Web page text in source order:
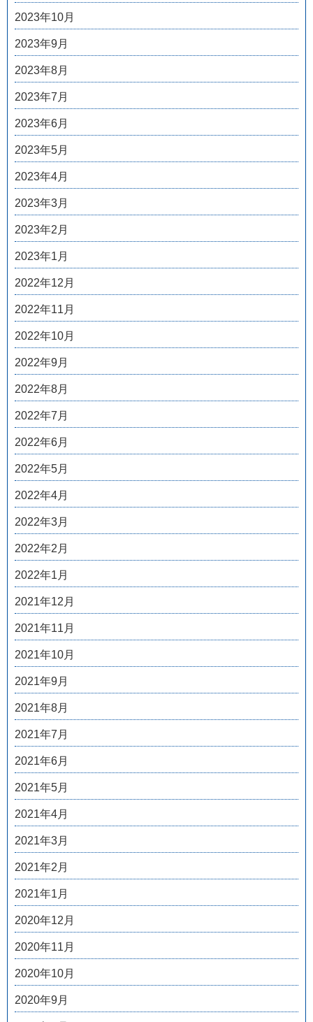
2023年10月
2023年9月
2023年8月
2023年7月
2023年6月
2023年5月
2023年4月
2023年3月
2023年2月
2023年1月
2022年12月
2022年11月
2022年10月
2022年9月
2022年8月
2022年7月
2022年6月
2022年5月
2022年4月
2022年3月
2022年2月
2022年1月
2021年12月
2021年11月
2021年10月
2021年9月
2021年8月
2021年7月
2021年6月
2021年5月
2021年4月
2021年3月
2021年2月
2021年1月
2020年12月
2020年11月
2020年10月
2020年9月